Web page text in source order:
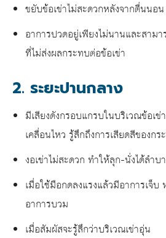
ขยับข้อเข่าไม่สะดวกหลังจากตื่นนอน
อาการปวดอยู่เพียงไม่นานและสาม
ที่ไม่ส่งผลกระทบต่อข้อเข่า
2. ระยะปานกลาง
มีเสียงดังกรอบแกรบในบริเวณข้อเข่
เคลื่อนไหว รู้สึกถึงการเสียดสีของกร
งอเข่าไม่สะดวก ทำให้ลุก-นั่งได้ลำบ
เมื่อใช้มือกดลงแรงแล้วมีอาการเจ็บ
อาการบวม
เมื่อสัมผัสจะรู้สึกว่าบริเวณเข่าอุ่น